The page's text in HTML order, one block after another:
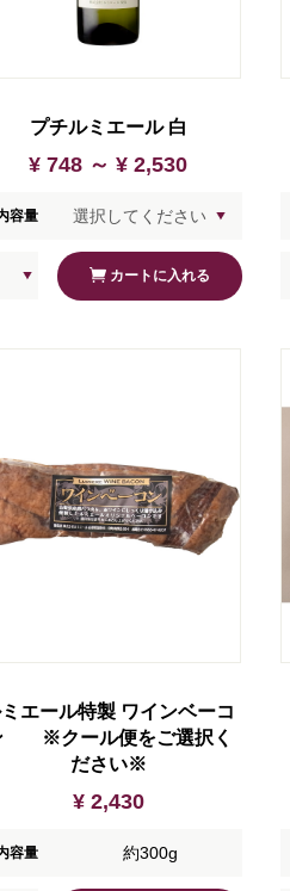
プチルミエール 白
¥ 748 ～¥ 2,530
容量
カートに入れる
エール特製 ワインベーコ
※クール便をご選択く
ださい※
¥ 2,430
容量 約300g